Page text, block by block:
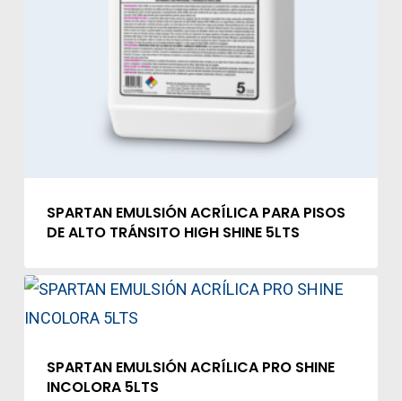
SPARTAN EMULSIÓN ACRÍLICA PARA PISOS
DE ALTO TRÁNSITO HIGH SHINE 5LTS
SPARTAN EMULSIÓN ACRÍLICA PRO SHINE
INCOLORA 5LTS